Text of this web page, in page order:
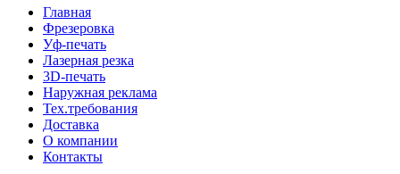
Главная
Фрезеровка
Уф-печать
Лазерная резка
3D-печать
Наружная реклама
Тех.требования
Доставка
О компании
Контакты